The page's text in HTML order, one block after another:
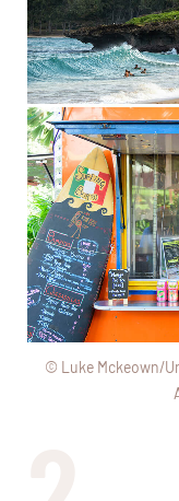
© Luke Mckeown/